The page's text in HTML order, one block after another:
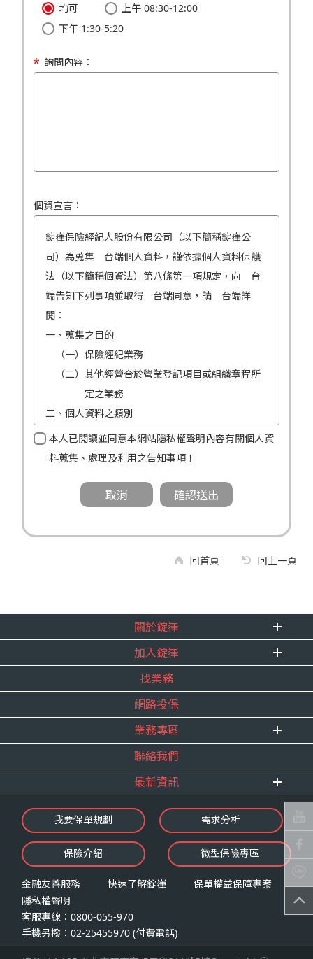
均可
上午 08:30-12:00
下午 1:30-5:20
詢問內容：
個資宣言：
錠嵂保險經紀人股份有限公司（以下簡稱錠嵂公
司）為蒐集 台端個人資料，謹依據個人資料保護
法（以下簡稱個資法）第八條第一項規定，向 台
端告知下列事項並取得 台端同意，請 台端詳
閱：
一、蒐集之目的
（一）保險經紀業務
（二）其他經營合於營業登記項目或組織章程所
定之業務
二、個人資料之類別
（一）姓名
（二）性別
三、個人資料利用之期間、地區、對象及方式
（一）期間：蒐集之目的存續期間及依法令規定
（四）方式：自動化機器或其他非自動化之方
四、當事人依個資法第三條規定得行使之權利及方
（一）當事人得行使之權利
台端就錠嵂公司向 台端所蒐集之個人資
料，得向錠嵂公司行使下列權利，除法令
另有規定或履行契約所必要外，錠嵂公司
查詢或請求閱覽。
請求製給複製本。
請求補充或更正。
請求停止蒐集、處理或利用。
請求刪除。
（二）當事人行使權利之方式
台端如欲行使上述權利時，得以書面方式
向錠嵂公司申請，申請書面送達地址：台
本人已閱讀並同意本網站隱私權聲明內容有關個人資
料蒐集、處理及利用之告知事項！
回首頁 回上一頁
關於錠嵂
企業資訊
重要事跡
得獎紀錄
服務宣言
合作夥伴
加入錠嵂
內勤招聘
精英招募
年度增員計畫
找業務
網路投保
業務專區
E 線資源網
聯絡我們
最新資訊
最新消息
錠嵂焦點
影音頻道
業務資源分享
我要保單規劃 需求分析
保險介紹 微型保險專區
金融友善服務 快速了解錠嵂
保單權益保障專案
隱私權聲明
客服專線：0800-055-970
手機另撥：02-25455970 (付費電話)